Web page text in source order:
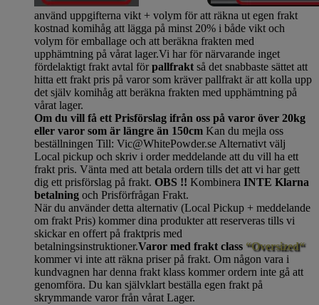
använd uppgifterna vikt + volym för att räkna ut egen frakt
kostnad komihåg att lägga på minst 20% i både vikt och
volym för emballage och att beräkna frakten med
upphämtning på vårat lager.Vi har för närvarande inget
fördelaktigt frakt avtal förpallfrakt så det snabbaste sättet att
hitta ett frakt pris på varor som kräver pallfrakt är att kolla upp
det själv komihåg att beräkna frakten med upphämtning på
vårat lager.
Om du vill få ett Prisförslag ifrån oss på varor över 20kg
eller varor som är längre än 150cm Kan du mejla oss
beställningen Till: Vic@WhitePowder.se Alternativt välj
Local pickup och skriv i order meddelande att du vill ha ett
frakt pris. Vänta med att betala ordern tills det att vi har gett
dig ett prisförslag på frakt. OBS !! Kombinera INTE Klarna
betalning och Prisförfrågan Frakt.
När du använder detta alternativ (Local Pickup + meddelande
om frakt Pris) kommer dina produkter att reserveras tills vi
skickar en offert på fraktpris med
betalningsinstruktioner.Varor med frakt class “Oversized“
kommer vi inte att räkna priser på frakt. Om någon vara i
kundvagnen har denna frakt klass kommer ordern inte gå att
genomföra. Du kan självklart beställa egen frakt på
skrymmande varor från vårat Lager.